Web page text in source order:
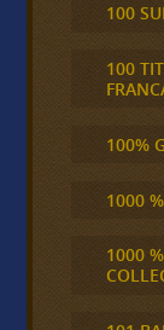
100
100
100%
1000
1000